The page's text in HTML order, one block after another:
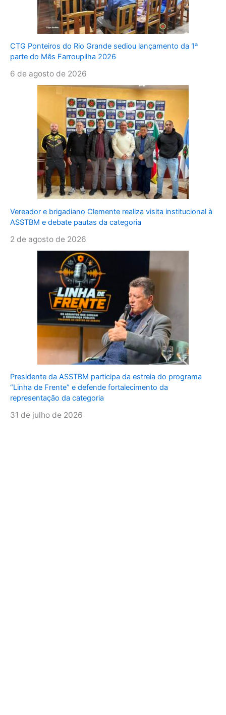
CTG Ponteiros do Rio Grande sediou lançamento da 1ª
parte do Mês Farroupilha 2026
6 de agosto de 2026
Vereador e brigadiano Clemente realiza visita institucional à
ASSTBM e debate pautas da categoria
2 de agosto de 2026
Presidente da ASSTBM participa da estreia do programa
“Linha de Frente” e defende fortalecimento da
representação da categoria
31 de julho de 2026